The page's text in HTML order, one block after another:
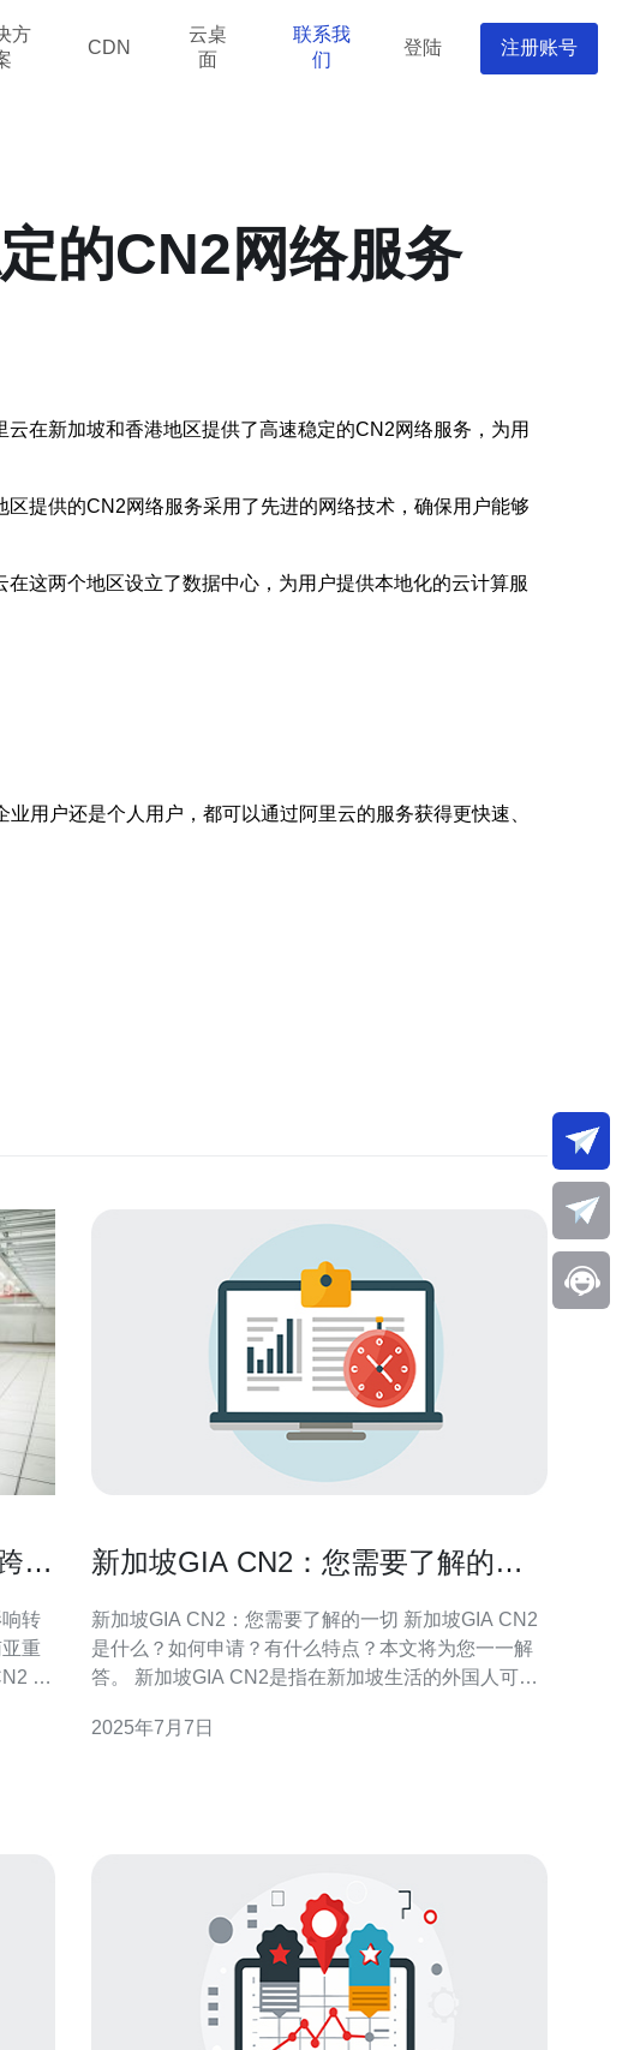
方
CDN
云桌
面
联系我
们
登陆 注册账号
的CN2网络服务
在新加坡和香港地区提供了高速稳定的CN2网络服务，为用
提供的CN2网络服务采用了先进的网络技术，确保用户能够
这两个地区设立了数据中心，为用户提供本地化的云计算服
用户还是个人用户，都可以通过阿里云的服务获得更快速、
国
转
重
直
和
新加坡GIA CN2：您需要了解的一
新加坡GIA CN2：您需要了解的一切 新加坡GIA CN2
是什么？如何申请？有什么特点？本文将为您一一解
答。 新加坡GIA CN2是指在新加坡生活的外国人可以
享受一定的福利和权益。 申请新加坡GIA CN2需要符
2025年7月7日